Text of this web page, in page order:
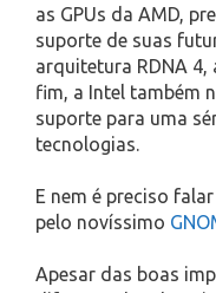
as GPUs da AMD,
suporte de suas
arquitetura RDNA 4,
fim, a Intel também
suporte para uma
tecnologias.
E nem é preciso
pelo novíssimo
Apesar das boas